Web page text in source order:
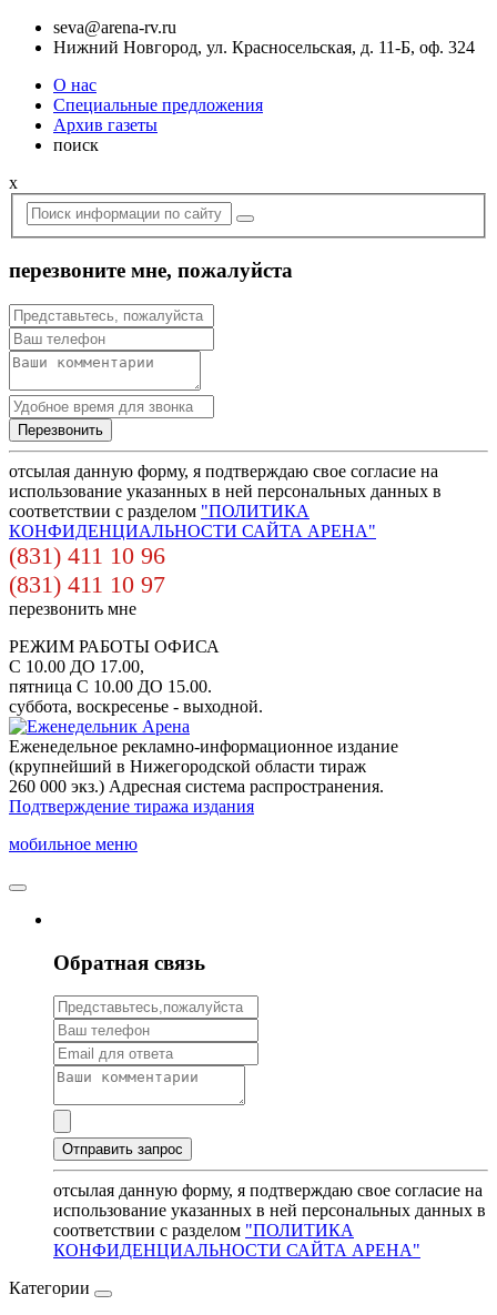
seva@arena-rv.ru
Нижний Новгород, ул. Красносельская, д. 11-Б, оф. 324
О нас
Специальные предложения
Архив газеты
поиск
x
перезвоните мне, пожалуйста
отсылая данную форму, я подтверждаю свое согласие на
использование указанных в ней персональных данных в
соответствии с разделом "ПОЛИТИКА
КОНФИДЕНЦИАЛЬНОСТИ САЙТА АРЕНА"
(831) 411 10 96
(831) 411 10 97
перезвонить мне
РЕЖИМ РАБОТЫ ОФИСА
С 10.00 ДО 17.00,
пятница С 10.00 ДО 15.00.
суббота, воскресенье - выходной.
Еженедельное рекламно-информационное издание
(крупнейший в Нижегородской области тираж
260 000 экз.) Адресная система распространения.
Подтверждение тиража издания
мобильное меню
Обратная связь
отсылая данную форму, я подтверждаю свое согласие на
использование указанных в ней персональных данных в
соответствии с разделом "ПОЛИТИКА
КОНФИДЕНЦИАЛЬНОСТИ САЙТА АРЕНА"
Категории